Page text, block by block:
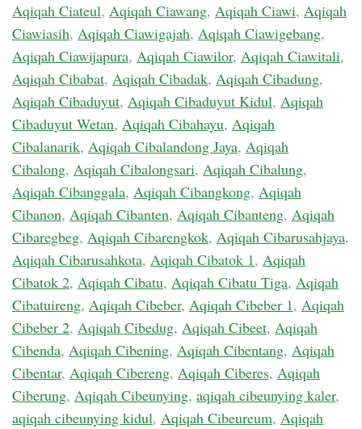
Aqiqah Ciateul, Aqiqah Ciawang, Aqiqah Ciawi, Aqiqah
Ciawiasih, Aqiqah Ciawigajah, Aqiqah Ciawigebang,
Aqiqah Ciawijapura, Aqiqah Ciawilor, Aqiqah Ciawitali,
Aqiqah Cibabat, Aqiqah Cibadak, Aqiqah Cibadung,
Aqiqah Cibaduyut, Aqiqah Cibaduyut Kidul, Aqiqah
Cibaduyut Wetan, Aqiqah Cibahayu, Aqiqah
Cibalanarik, Aqiqah Cibalandong Jaya, Aqiqah
Cibalong, Aqiqah Cibalongsari, Aqiqah Cibalung,
Aqiqah Cibanggala, Aqiqah Cibangkong, Aqiqah
Cibanon, Aqiqah Cibanten, Aqiqah Cibanteng, Aqiqah
Cibaregbeg, Aqiqah Cibarengkok, Aqiqah Cibarusahjaya,
Aqiqah Cibarusahkota, Aqiqah Cibatok 1, Aqiqah
Cibatok 2, Aqiqah Cibatu, Aqiqah Cibatu Tiga, Aqiqah
Cibatuireng, Aqiqah Cibeber, Aqiqah Cibeber 1, Aqiqah
Cibeber 2, Aqiqah Cibedug, Aqiqah Cibeet, Aqiqah
Cibenda, Aqiqah Cibening, Aqiqah Cibentang, Aqiqah
Cibentar, Aqiqah Cibereng, Aqiqah Ciberes, Aqiqah
Ciberung, Aqiqah Cibeunying, aqiqah cibeunying kaler,
aqiqah cibeunying kidul, Aqiqah Cibeureum, Aqiqah